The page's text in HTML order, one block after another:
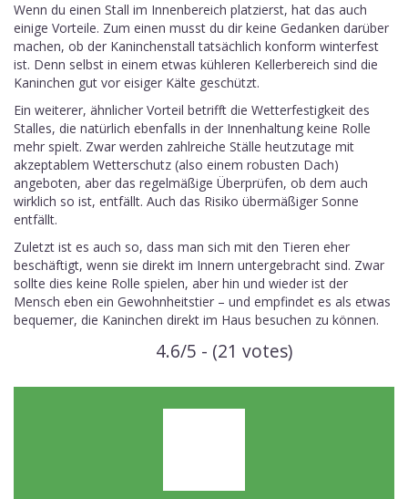
Wenn du einen Stall im Innenbereich platzierst, hat das auch
einige Vorteile. Zum einen musst du dir keine Gedanken darüber
machen, ob der Kaninchenstall tatsächlich konform winterfest
ist. Denn selbst in einem etwas kühleren Kellerbereich sind die
Kaninchen gut vor eisiger Kälte geschützt.
Ein weiterer, ähnlicher Vorteil betrifft die Wetterfestigkeit des
Stalles, die natürlich ebenfalls in der Innenhaltung keine Rolle
mehr spielt. Zwar werden zahlreiche Ställe heutzutage mit
akzeptablem Wetterschutz (also einem robusten Dach)
angeboten, aber das regelmäßige Überprüfen, ob dem auch
wirklich so ist, entfällt. Auch das Risiko übermäßiger Sonne
entfällt.
Zuletzt ist es auch so, dass man sich mit den Tieren eher
beschäftigt, wenn sie direkt im Innern untergebracht sind. Zwar
sollte dies keine Rolle spielen, aber hin und wieder ist der
Mensch eben ein Gewohnheitstier – und empfindet es als etwas
bequemer, die Kaninchen direkt im Haus besuchen zu können.
4.6/5 - (21 votes)